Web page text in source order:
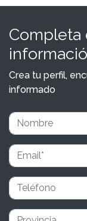
Completa
Crea tu perfil,
informado